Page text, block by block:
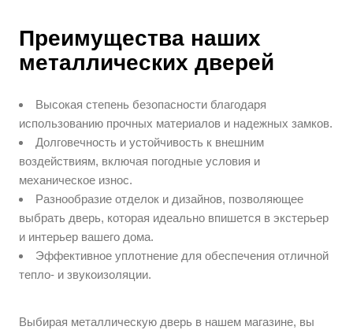
Преимущества наших
металлических дверей
Высокая степень безопасности благодаря
использованию прочных материалов и надежных замков.
Долговечность и устойчивость к внешним
воздействиям, включая погодные условия и
механическое износ.
Разнообразие отделок и дизайнов, позволяющее
выбрать дверь, которая идеально впишется в экстерьер
и интерьер вашего дома.
Эффективное уплотнение для обеспечения отличной
тепло- и звукоизоляции.
Выбирая металлическую дверь в нашем магазине, вы